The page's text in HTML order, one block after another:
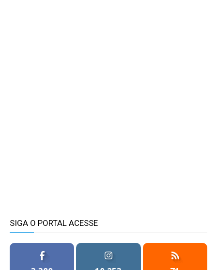
SIGA O PORTAL ACESSE